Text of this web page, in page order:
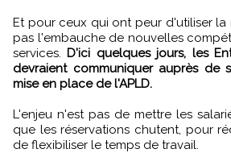
Et pour ceux qui ont peur d'utiliser la
pas l'embauche de nouvelles
services. D'ici quelques jours, les
devraient communiquer auprès de
mise en place de l'APLD.
L'enjeu n'est pas de mettre les
que les réservations chutent, pour
de flexibiliser le temps de travail.